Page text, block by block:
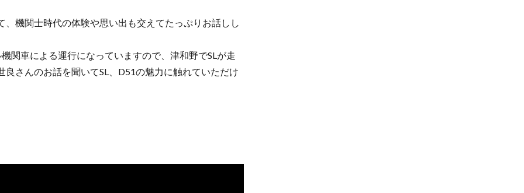
機関士時代の体験や思い出も交えてたっぷりお話しし
関車による運行になっていますので、津和野でSLが走
さんのお話を聞いてSL、D51の魅力に触れていただけ